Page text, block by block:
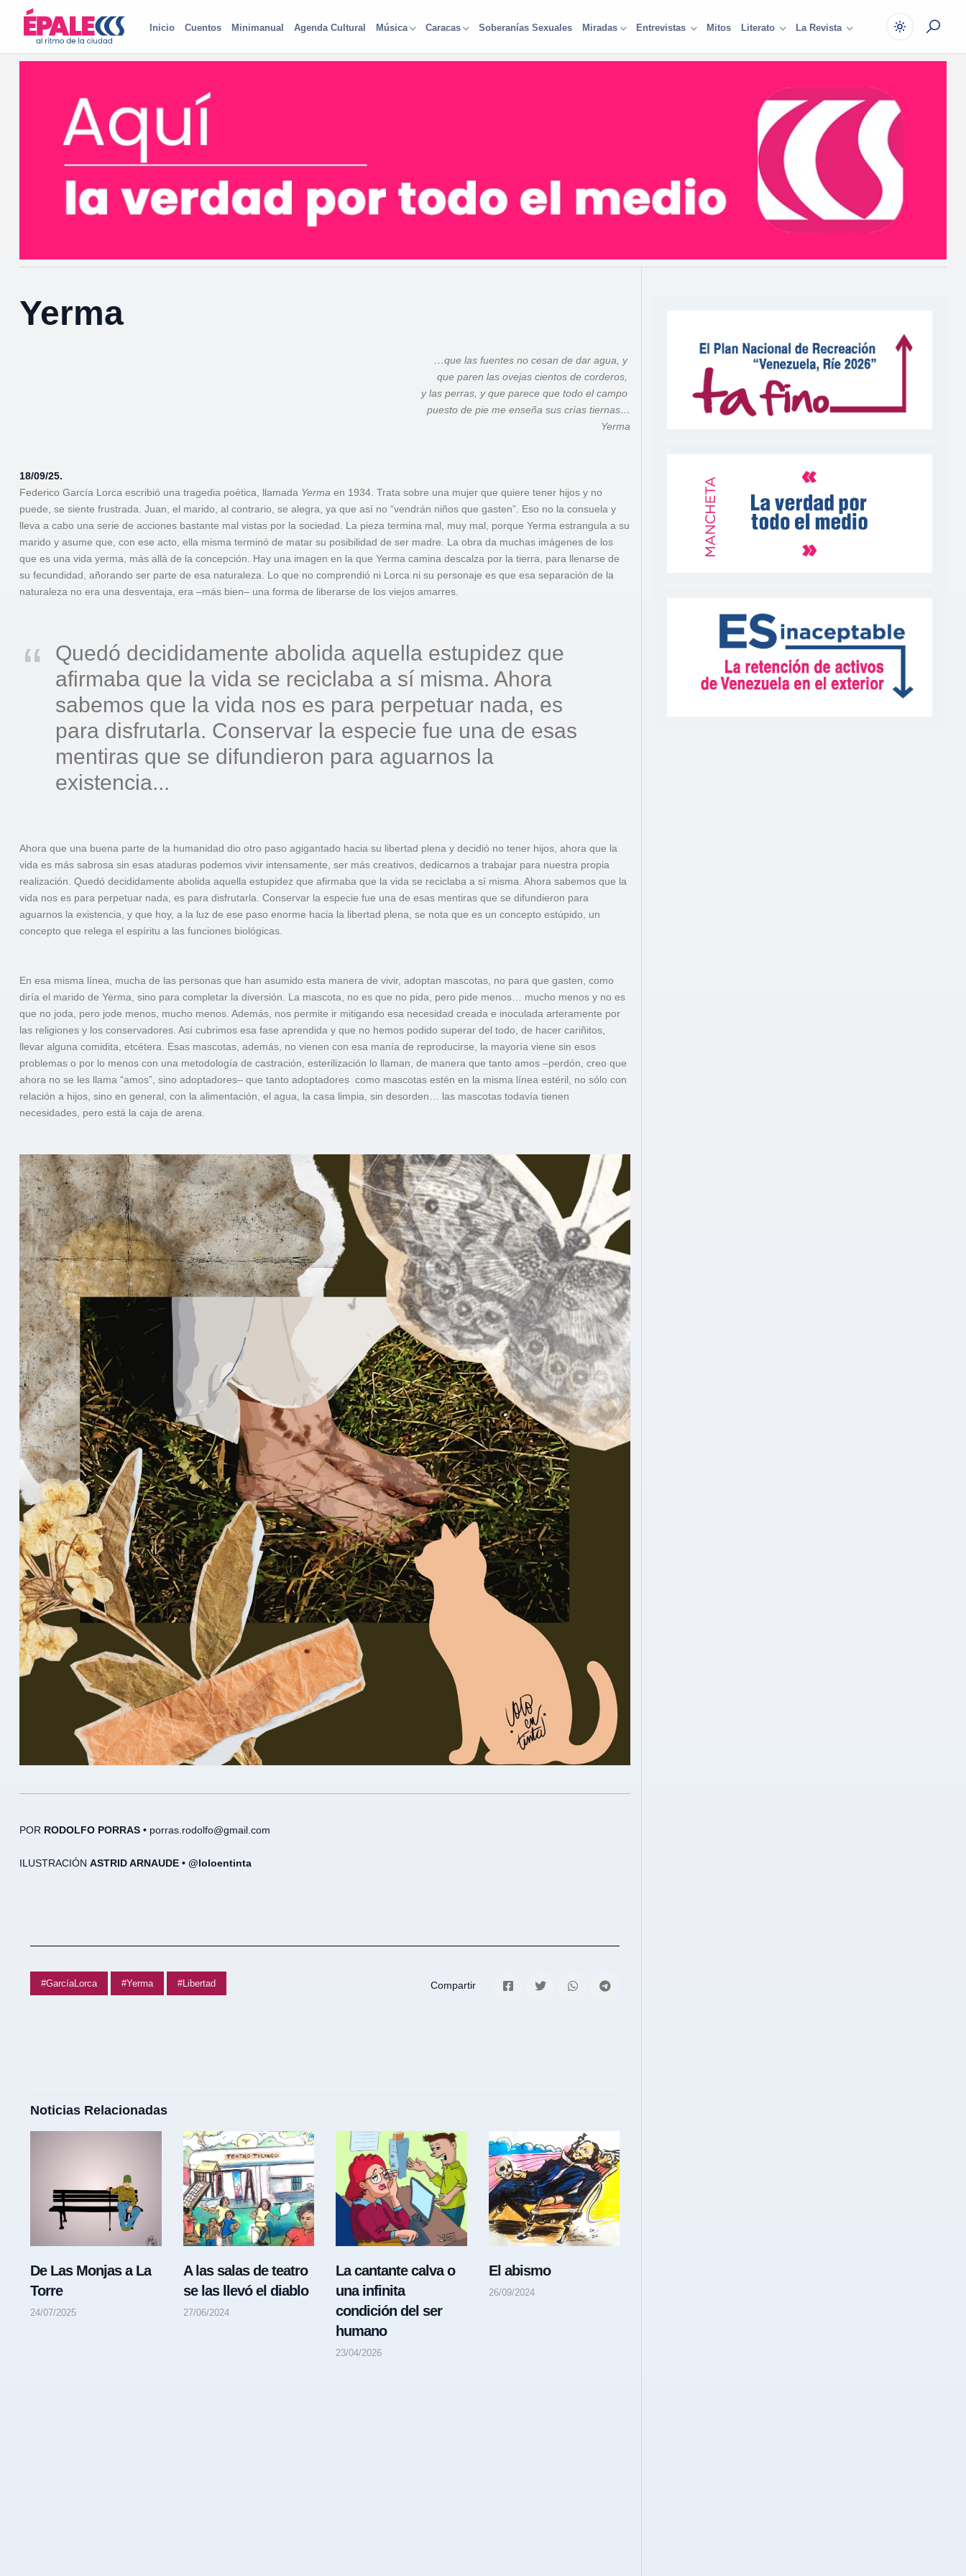
Inicio Cuentos Minimanual Agenda Cultural Música Caracas Soberanías Sexuales Miradas Entrevistas Mitos Literato La Revista
Yerma
…que las fuentes no cesan de dar agua, y
que paren las ovejas cientos de corderos,
y las perras, y que parece que todo el campo
puesto de pie me enseña sus crías tiernas…
Yerma
18/09/25.
Federico García Lorca escribió una tragedia poética, llamada Yerma en 1934. Trata sobre una mujer que quiere tener hijos y no
puede, se siente frustrada. Juan, el marido, al contrario, se alegra, ya que así no “vendrán niños que gasten”. Eso no la consuela y
lleva a cabo una serie de acciones bastante mal vistas por la sociedad. La pieza termina mal, muy mal, porque Yerma estrangula a su
marido y asume que, con ese acto, ella misma terminó de matar su posibilidad de ser madre. La obra da muchas imágenes de los
que es una vida yerma, más allá de la concepción. Hay una imagen en la que Yerma camina descalza por la tierra, para llenarse de
su fecundidad, añorando ser parte de esa naturaleza. Lo que no comprendió ni Lorca ni su personaje es que esa separación de la
naturaleza no era una desventaja, era –más bien– una forma de liberarse de los viejos amarres.
Quedó decididamente abolida aquella estupidez que
afirmaba que la vida se reciclaba a sí misma. Ahora
sabemos que la vida nos es para perpetuar nada, es
para disfrutarla. Conservar la especie fue una de esas
mentiras que se difundieron para aguarnos la
existencia...
Ahora que una buena parte de la humanidad dio otro paso agigantado hacia su libertad plena y decidió no tener hijos, ahora que la
vida es más sabrosa sin esas ataduras podemos vivir intensamente, ser más creativos, dedicarnos a trabajar para nuestra propia
realización. Quedó decididamente abolida aquella estupidez que afirmaba que la vida se reciclaba a sí misma. Ahora sabemos que la
vida nos es para perpetuar nada, es para disfrutarla. Conservar la especie fue una de esas mentiras que se difundieron para
aguarnos la existencia, y que hoy, a la luz de ese paso enorme hacia la libertad plena, se nota que es un concepto estúpido, un
concepto que relega el espíritu a las funciones biológicas.
En esa misma línea, mucha de las personas que han asumido esta manera de vivir, adoptan mascotas, no para que gasten, como
diría el marido de Yerma, sino para completar la diversión. La mascota, no es que no pida, pero pide menos… mucho menos y no es
que no joda, pero jode menos, mucho menos. Además, nos permite ir mitigando esa necesidad creada e inoculada arteramente por
las religiones y los conservadores. Así cubrimos esa fase aprendida y que no hemos podido superar del todo, de hacer cariñitos,
llevar alguna comidita, etcétera. Esas mascotas, además, no vienen con esa manía de reproducirse, la mayoría viene sin esos
problemas o por lo menos con una metodología de castración, esterilización lo llaman, de manera que tanto amos –perdón, creo que
ahora no se les llama “amos”, sino adoptadores– que tanto adoptadores como mascotas estén en la misma línea estéril, no sólo con
relación a hijos, sino en general, con la alimentación, el agua, la casa limpia, sin desorden… las mascotas todavía tienen
necesidades, pero está la caja de arena.
POR RODOLFO PORRAS • porras.rodolfo@gmail.com
ILUSTRACIÓN ASTRID ARNAUDE • @loloentinta
#GarcíaLorca #Yerma #Libertad Compartir
Noticias Relacionadas
De Las Monjas a La
Torre
24/07/2025
A las salas de teatro
se las llevó el diablo
27/06/2024
La cantante calva o
una infinita
condición del ser
humano
23/04/2026
El abismo
26/09/2024